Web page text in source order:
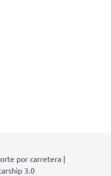
por carretera |
3.0